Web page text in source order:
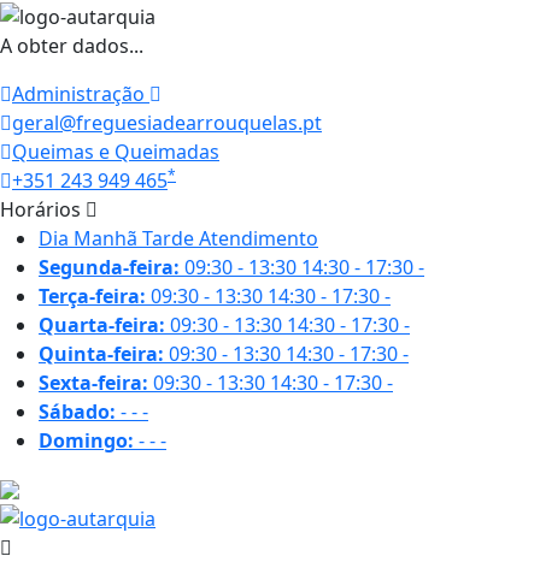
A obter dados...
Administração
geral@freguesiadearrouquelas.pt
Queimas e Queimadas
+351 243 949 465*
Horários
Dia Manhã TardeAtendimento
Segunda-feira: 09:30 - 13:30 14:30 - 17:30-
Terça-feira: 09:30 - 13:30 14:30 - 17:30-
Quarta-feira: 09:30 - 13:30 14:30 - 17:30-
Quinta-feira: 09:30 - 13:30 14:30 - 17:30-
Sexta-feira: 09:30 - 13:30 14:30 - 17:30-
Sábado: ---
Domingo: ---